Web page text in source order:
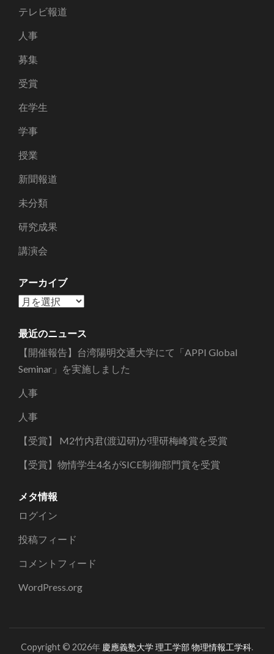
テレビ報道
人事
募集
受賞
在学生
学事
授業
新聞報道
未分類
研究成果
講演会
アーカイブ
ア
カ
イ
ブ
最近のニュース
【開催報告】台湾陽明交通大学にて「APPI Global
Seminar」を実施しました
人事
人事
【受賞】 M2竹内君(渡辺研)が理研梅峰賞を受賞
【受賞】物情学生4名がSICE制御部門賞を受賞
メタ情報
ログイン
投稿フィード
コメントフィード
WordPress.org
Copyright © 2026年 慶應義塾大学 理工学部 物理情報工学科.